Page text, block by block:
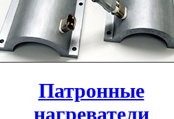
Патронные
нагреватели